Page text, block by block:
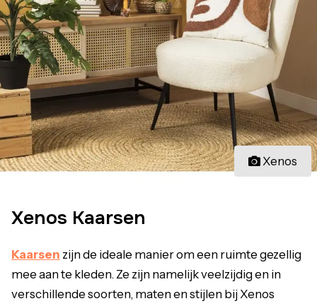
Xenos
Xenos Kaarsen
Kaarsen zijn de ideale manier om een ruimte gezellig
mee aan te kleden. Ze zijn namelijk veelzijdig en in
verschillende soorten, maten en stijlen bij Xenos